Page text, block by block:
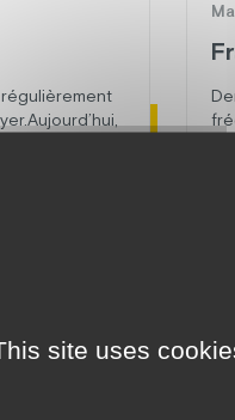
et
C’est au
a
site uses